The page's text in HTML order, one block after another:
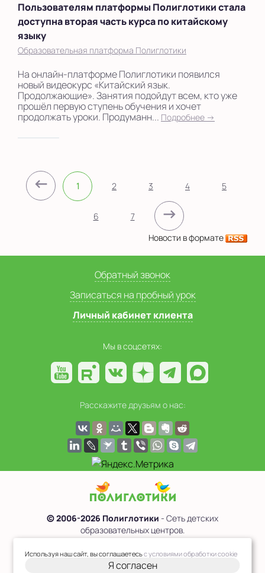
Пользователям платформы Полиглотики стала
доступна вторая часть курса по китайскому
языку
Образовательная платформа Полиглотики
На онлайн-платформе Полиглотики появился
новый видеокурс «Китайский язык.
Продолжающие». Занятия подойдут всем, кто уже
прошёл первую ступень обучения и хочет
продолжать уроки. Продуманн... Подробнее →
← 1 2 3 4 5
6 7 →
Новости в формате
Обратный звонок
Записаться на пробный урок
Личный кабинет клиента
Мы в соцсетях:
Расскажите друзьям о нас:
© 2006-2026 Полиглотики - Сеть детских
образовательных центров.
Политика обработки персональных данных
Используя наш сайт, вы соглашаетесьс условиями обработки cookie
Я согласен